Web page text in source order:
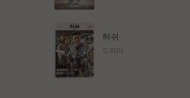
허쉬
드라마